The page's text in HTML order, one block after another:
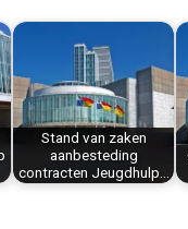
Stand van zaken
aanbesteding
contracten Jeugdhulp…